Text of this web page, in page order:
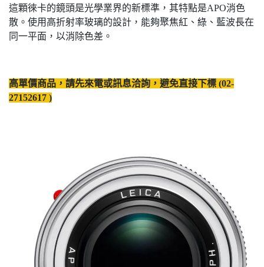
這顆徠卡的鏡頭是光學業界的新標準，其特點是APO消色
散。使用高折射率玻璃的設計，能夠聚焦紅、綠、藍波長在
同一平面，以消除色差。
高單價商品，請先來電或訊息洽詢，避免直接下標 (02-
27152617 )